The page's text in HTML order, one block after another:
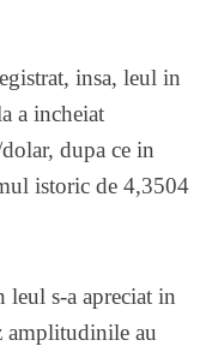
insa, leul in
a incheiat
dupa ce in
istoric de 4,3504
leul s-a apreciat in
amplitudinile au